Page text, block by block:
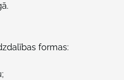
formas: